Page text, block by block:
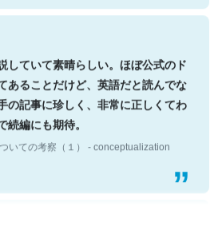
していて素晴らしい。ほぼ公式のド
あることだけど、英語だと読んでな
の記事に珍しく、非常に正しくてわ
続編にも期待。
いての考察（１） - conceptualization